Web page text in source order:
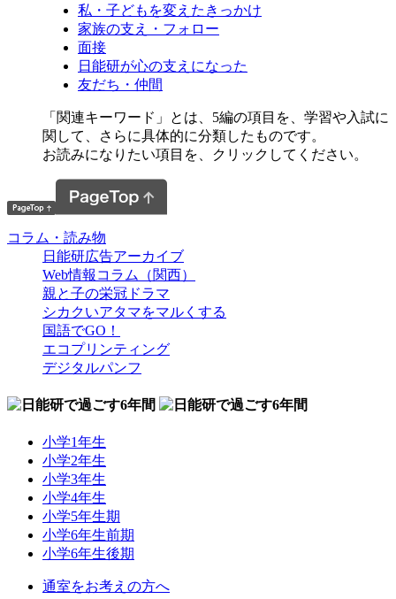
私・子どもを変えたきっかけ
家族の支え・フォロー
面接
日能研が心の支えになった
友だち・仲間
「関連キーワード」とは、5編の項目を、学習や入試に
関して、さらに具体的に分類したものです。
お読みになりたい項目を、クリックしてください。
コラム・読み物
日能研広告アーカイブ
Web情報コラム（関西）
親と子の栄冠ドラマ
シカクいアタマをマルくする
国語でGO！
エコプリンティング
デジタルパンフ
小学1年生
小学2年生
小学3年生
小学4年生
小学5年生期
小学6年生前期
小学6年生後期
通室をお考えの方へ